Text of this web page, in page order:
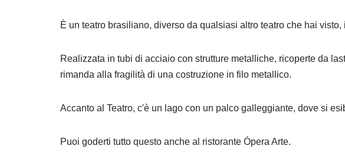
È un teatro brasiliano, diverso da qualsiasi altro teatro che hai
Realizzata in tubi di acciaio con strutture metalliche, ricoperte da
rimanda alla fragilità di una costruzione in filo metallico.
Accanto al Teatro, c'è un lago con un palco galleggiante, dove si
Puoi goderti tutto questo anche al ristorante Ópera Arte.